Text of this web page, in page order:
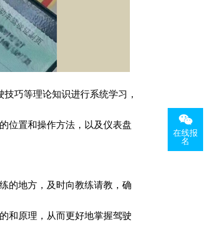
巧等理论知识进行系统学习，
位置和操作方法，以及仪表盘
的地方，及时向教练请教，确
和原理，从而更好地掌握驾驶
在线报
名